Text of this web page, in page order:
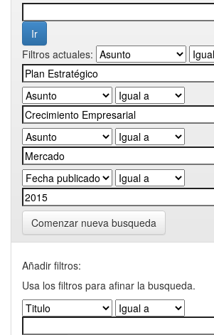
Filtros actuales:
Comenzar nueva busqueda
Añadir filtros:
Usa los filtros para afinar la busqueda.